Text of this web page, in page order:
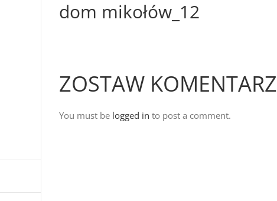
dom mikołów_12
ZOSTAW KOMENTARZ
You must be logged in to post a comment.